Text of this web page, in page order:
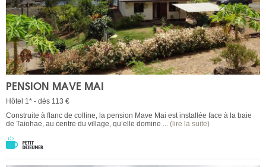
PENSION MAVE MAI
Hôtel 1* - dès 113 €
Construite à flanc de colline, la pension Mave Mai est installée face à la baie
de Taiohae, au centre du village, qu’elle domine ... (lire la suite)